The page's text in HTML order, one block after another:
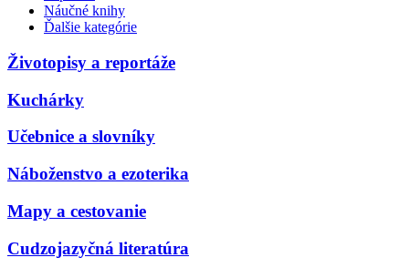
Náučné knihy
Ďalšie kategórie
Životopisy a reportáže
Kuchárky
Učebnice a slovníky
Náboženstvo a ezoterika
Mapy a cestovanie
Cudzojazyčná literatúra